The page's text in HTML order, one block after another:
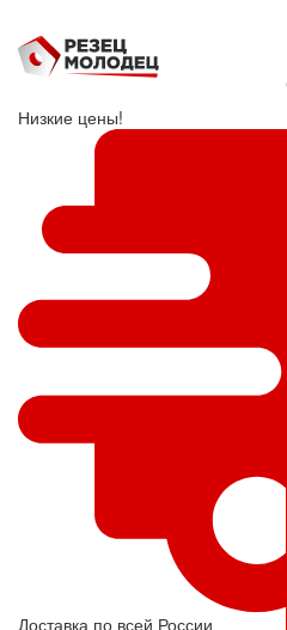
Низкие цены!
Доставка по всей России